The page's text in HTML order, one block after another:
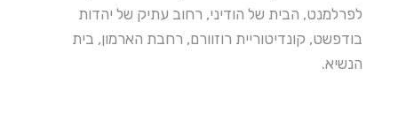
לפרלמנט, הבית של הודיני, רחוב עתיק של יהדות
בודפשט, קונדיטוריית רוזוורם, רחבת הארמון, בית
הנשיא.